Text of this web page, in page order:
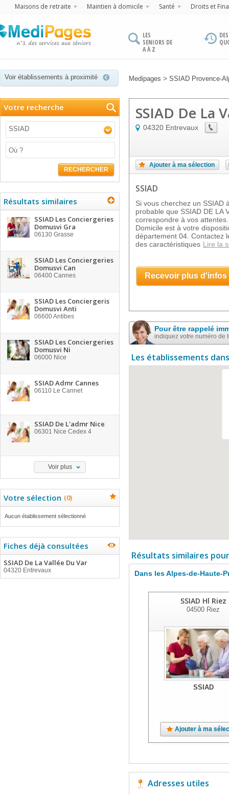
Maisons de retraite Maintien à domicile Santé Droits et
LES
SENIORS DE
A À Z
Voir établissements à proximité Medipages > SSIAD Provence-
Votre recherche
SSIAD
RECHERCHER
Résultats similaires
SSIAD Les Conciergeries
Domusvi Gra
06130 Grasse
SSIAD Les Conciergeries
Domusvi Can
06400 Cannes
SSIAD Les Conciergeris
Domusvi Anti
06600Antibes
SSIAD Les Conciergeries
Domusvi Ni
06000 Nice
SSIAD Admr Cannes
06110 Le Cannet
SSIAD De L'admr Nice
06301 Nice Cedex 4
Voir plus
Votre sélection (0)
Aucun établissement sélectionné
Fiches déjà consultées
SSIAD De La Vallée Du Var
04320 Entrevaux
SSIAD De La
04320 Entrevaux
Ajouter à ma sélection
SSIAD
Si vous cherchez un SSIAD
probable que SSIAD DE LA
correspondre à vos
Domicile est à votre
département 04. Contactez
des caractéristiques Lire la
Recevoir plus d'infos
Pour être rappelé
indiquez votre numéro de
Les établissements
Résultats similaires
Dans les Alpes-de-Haute-
SSIAD Hl Riez
04500 Riez
SSIAD
Ajouter à ma
Adresses utiles